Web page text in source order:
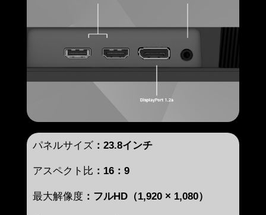
パネルサイズ：23.8インチ
アスペクト比 ：16：9
最大解像度：フルHD（1,920 × 1,080）